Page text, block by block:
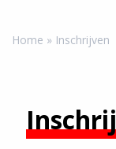
Home Inschrijven